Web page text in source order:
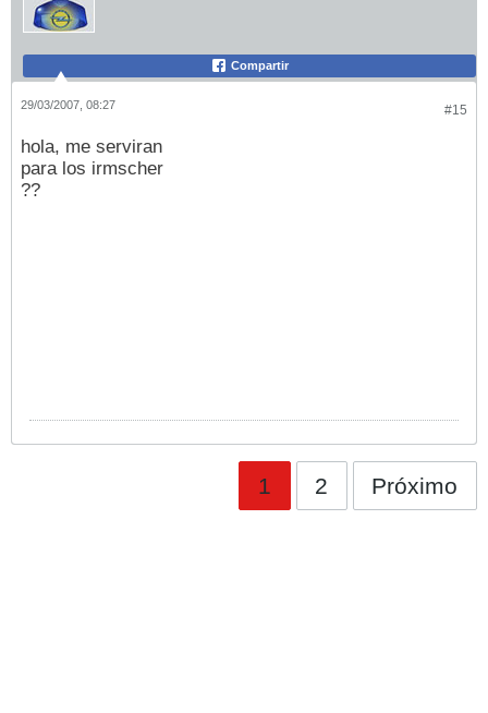
Compartir
#15
29/03/2007, 08:27
hola, me serviran
para los irmscher
??
1 2 Próximo